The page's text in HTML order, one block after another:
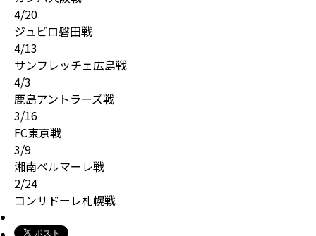
4/20
ジュビロ磐田戦
4/13
サンフレッチェ広島戦
4/3
鹿島アントラーズ戦
3/16
FC東京戦
3/9
湘南ベルマーレ戦
2/24
コンサドーレ札幌戦